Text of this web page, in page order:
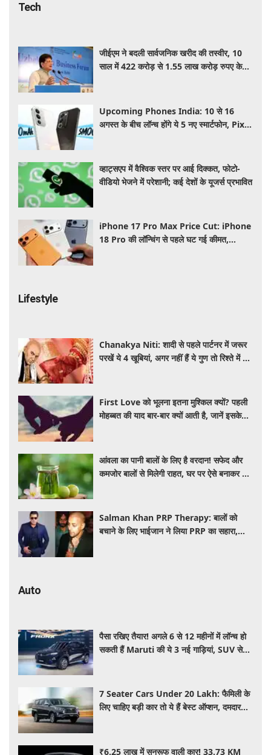
Tech
जीईएम ने बदली सार्वजनिक खरीद की तस्वीर, 10
साल में 422 करोड़ से 1.55 लाख करोड़ रुपए के
Upcoming Phones India: 10 से 16
अगस्त के बीच लॉन्च होंगे ये 5 नए स्मार्टफोन, Pixel
व्हाट्सएप में वैश्विक स्तर पर आई दिक्कत, फोटो-
वीडियो भेजने में परेशानी; कई देशों के यूजर्स प्रभावित
iPhone 17 Pro Max Price Cut: iPhone
18 Pro की लॉन्चिंग से पहले घट गई कीमत,
Lifestyle
Chanakya Niti: शादी से पहले पार्टनर में जरूर
परखें ये 4 खूबियां, अगर नहीं हैं ये गुण तो रिश्ते में बढ़
First Love को भूलना इतना मुश्किल क्यों? पहली
मोहब्बत की याद बार-बार क्यों आती है, जानें इसके
आंवला का पानी बालों के लिए है वरदान! सफेद और
कमजोर बालों से मिलेगी राहत, घर पर ऐसे बनाकर करें
Salman Khan PRP Therapy: बालों को
बचाने के लिए भाईजान ने लिया PRP का सहारा,
Auto
पैसा रखिए तैयार! अगले 6 से 12 महीनों में लॉन्च हो
सकती हैं Maruti की ये 3 नई गाड़ियां, SUV से
7 Seater Cars Under 20 Lakh: फैमिली के
लिए चाहिए बड़ी कार तो ये हैं बेस्ट ऑप्शन, दमदार
₹6.25 लाख में सनरूफ वाली कार! 33.73 KM